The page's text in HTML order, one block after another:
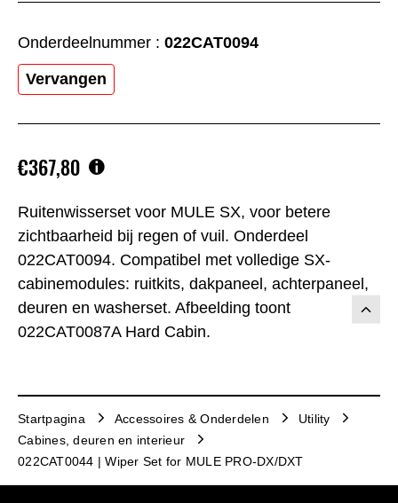
Ruitenwisserset voor MULE SX, voor betere
zichtbaarheid bij regen of vuil. Onderdeel
022CAT0094. Compatibel met volledige SX-
cabinemodules: ruitkits, dakpaneel, achterpaneel,
deuren en washerset. Afbeelding toont
022CAT0087A Hard Cabin.
€367,80
Onderdeelnummer : 022CAT0094
Vervangen
Startpagina Accessoires & Onderdelen
Utility
Cabines, deuren en interieur
022CAT0044 | Wiper Set for MULE PRO-DX/DXT